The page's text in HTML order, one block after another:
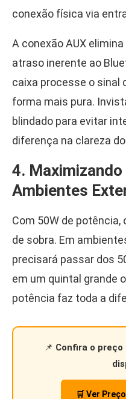
conexão física via
A conexão AUX
atraso inerente ao
caixa processe o sinal
forma mais pura.
blindado para evitar
diferença na clareza
4. Maximizando
Ambientes
Com 50W de
de sobra. Em
precisará passar dos
em um quintal grande
potência faz toda a
📌 Confira o
🛒 Ver